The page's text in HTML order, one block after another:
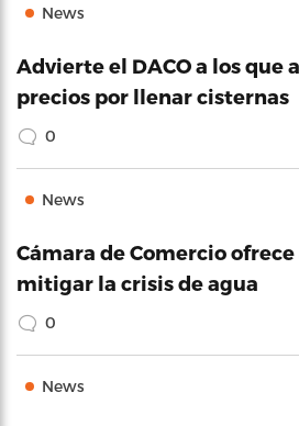
News
Advierte el DACO a los que
precios por llenar cisternas
0
News
Cámara de Comercio
mitigar la crisis de agua
0
News